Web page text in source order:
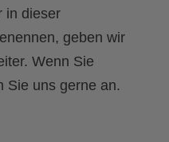
in dieser
geben wir
Wenn Sie
Sie uns gerne an.